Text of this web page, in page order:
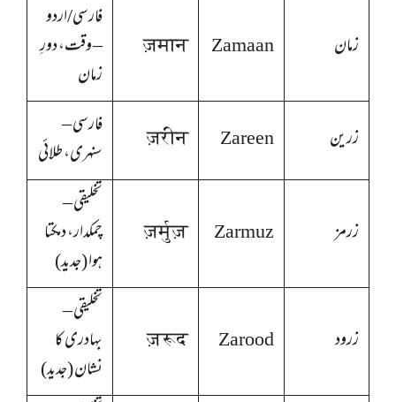
زمان Zamaan
ज़मान
فارسی/اردو
– وقت، دورِ
زمان
زرین
Zareen
ज़रीन
فارسی –
سنہری، طلائی
زرمز Zarmuz
ज़र्मुज़
تخلیقی –
چمکدار، دمکتا
ہوا (جدید)
زرود Zarood
ज़रूद
تخلیقی –
بہادری کا
نشان (جدید)